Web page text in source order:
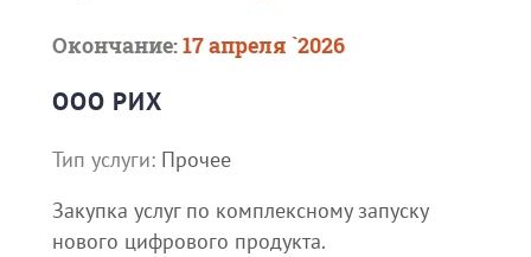
Окончание:17 апреля `2026
ООО РИХ
Тип услуги: Прочее
Закупка уcлуг по комплексному запуску
нового цифрового продукта.